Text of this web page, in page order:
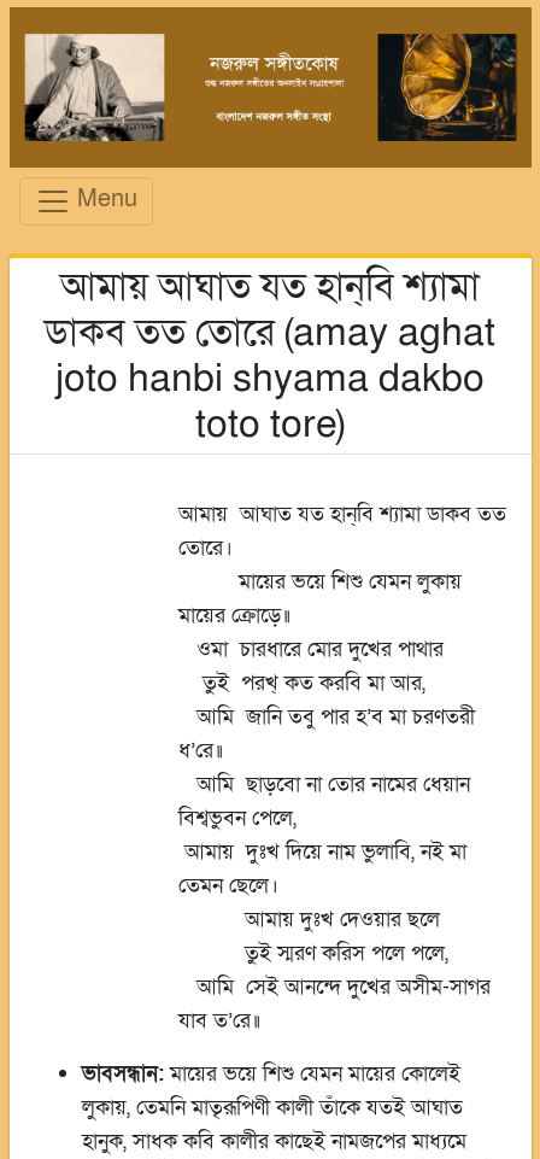
Menu
আমায় আঘাত যত হান্‌বি শ্যামা
ডাকব তত তোরে (amay aghat
joto hanbi shyama dakbo
toto tore)
আমায় আঘাত যত হান্‌বি শ্যামা ডাকব তত
তোরে।
মায়ের ভয়ে শিশু যেমন লুকায়
মায়ের ক্রোড়ে॥
ওমা চারধারে মোর দুখের পাথার
তুই পরখ্ কত করবি মা আর,
আমি জানি তবু পার হ’ব মা চরণতরী
ধ’রে॥
আমি ছাড়বো না তোর নামের ধেয়ান
বিশ্বভুবন পেলে,
আমায় দুঃখ দিয়ে নাম ভুলাবি, নই মা
তেমন ছেলে।
আমায় দুঃখ দেওয়ার ছলে
তুই স্মরণ করিস পলে পলে,
আমি সেই আনন্দে দুখের অসীম-সাগর
যাব ত’রে॥
ভাবসন্ধান:মায়ের ভয়ে শিশু যেমন মায়ের কোলেই
লুকায়, তেমনি মাতৃরূপিণী কালী তাঁকে যতই আঘাত
হানুক, সাধক কবি কালীর কাছেই নামজপের মাধ্যমে